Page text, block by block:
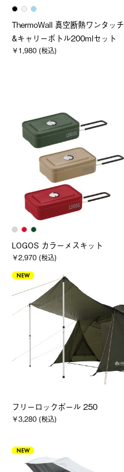
ThermoWall 真空断熱ワンタッチ
&キャリーボトル200mlセット
￥1,980 (税込)
LOGOS カラーメスキット
￥2,970 (税込)
NEW
フリーロックポール 250
￥3,280 (税込)
NEW